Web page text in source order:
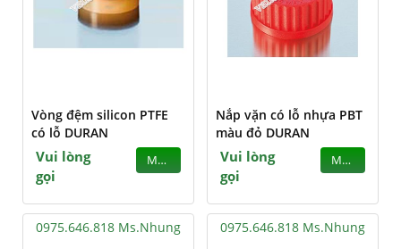
Vòng đệm silicon PTFE
có lỗ DURAN
Vui lòng
gọi
MUA
Nắp vặn có lỗ nhựa PBT
màu đỏ DURAN
Vui lòng
gọi
MUA
0975.646.818 Ms.Nhung 0975.646.818 Ms.Nhung